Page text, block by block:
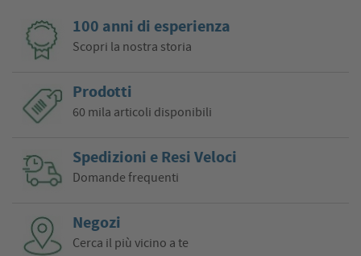
100 anni di esperienza
Scopri la nostra storia
Prodotti
60 mila articoli disponibili
Spedizioni e Resi Veloci
Domande frequenti
Negozi
Cerca il più vicino a te